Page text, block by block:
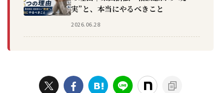
実”と、本当にやるべきこと
2026.06.28